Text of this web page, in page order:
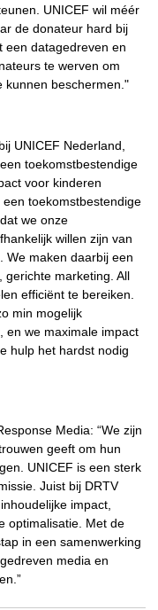
UNICEF wil méér
de donateur hard bij
een datagedreven en
te werven om
kunnen beschermen."
UNICEF Nederland,
toekomstbestendige
voor kinderen
toekomstbestendige
we onze
willen zijn van
We maken daarbij een
gerichte marketing. All
efficiënt te bereiken.
min mogelijk
en we maximale impact
hulp het hardst nodig
Media: “We zijn
geeft om hun
UNICEF is een sterk
Juist bij DRTV
impact,
optimalisatie. Met de
in een samenwerking
media en